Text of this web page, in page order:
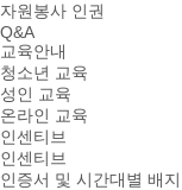
자원봉사 인권
Q&A
교육안내
청소년 교육
성인 교육
온라인 교육
인센티브
인센티브
인증서 및 시간대별 배지